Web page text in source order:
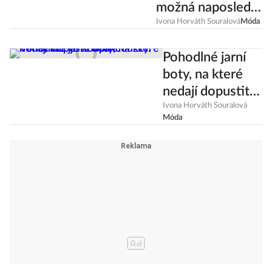
možná naposledy
nosila jako malá
Ivona Horváth SouralováMóda
Pohodlné jarní
boty, na které
nedají dopustit
Francouzky.
Víme, kde je
Ivona Horváth Souralová
Móda